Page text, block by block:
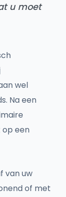
u moet
wel
Na een
een
van uw
of met